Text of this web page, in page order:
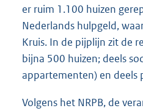
er ruim 1.100 huizen
Nederlands hulpgeld,
Kruis. In de pijplijn zit de
bijna 500 huizen; deels
appartementen) en deels
Volgens het NRPB, de